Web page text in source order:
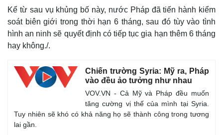
Kể từ sau vụ khủng bố này, nước Pháp đã tiến hành kiểm
soát biên giới trong thời hạn 6 tháng, sau đó tùy vào tình
hình an ninh sẽ quyết định có tiếp tục gia hạn thêm 6 tháng
hay không./.
Chiến trường Syria: Mỹ ra, Pháp
vào đều ảo tưởng như nhau
VOV.VN - Cả Mỹ và Pháp đều muốn
tăng cường vị thế của mình tại Syria.
Tuy nhiên sẽ khó có khả năng họ sẽ thành công trong tương
lai gần.